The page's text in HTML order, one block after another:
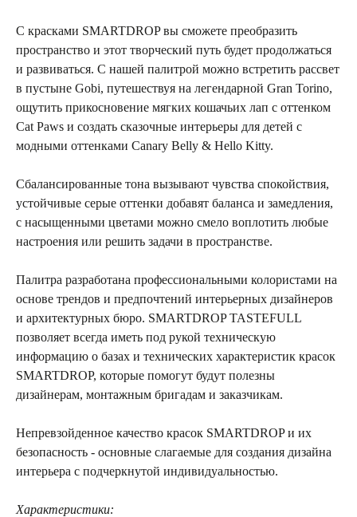
С красками SMARTDROP вы сможете преобразить
пространство и этот творческий путь будет продолжаться
и развиваться. С нашей палитрой можно встретить рассвет
в пустыне Gobi, путешествуя на легендарной Gran Torino,
ощутить прикосновение мягких кошачьих лап с оттенком
Cat Paws и создать сказочные интерьеры для детей с
модными оттенками Canary Belly & Hello Kitty.
Сбалансированные тона вызывают чувства спокойствия,
устойчивые серые оттенки добавят баланса и замедления,
с насыщенными цветами можно смело воплотить любые
настроения или решить задачи в пространстве.
Палитра разработана профессиональными колористами на
основе трендов и предпочтений интерьерных дизайнеров
и архитектурных бюро. SMARTDROP TASTEFULL
позволяет всегда иметь под рукой техническую
информацию о базах и технических характеристик красок
SMARTDROP, которые помогут будут полезны
дизайнерам, монтажным бригадам и заказчикам.
Непревзойденное качество красок SMARTDROP и их
безопасность - основные слагаемые для создания дизайна
интерьера с подчеркнутой индивидуальностью.
Характеристики: